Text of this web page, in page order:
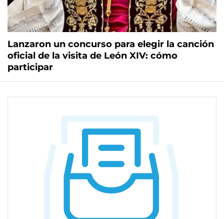
Lanzaron un concurso para elegir la canción
oficial de la visita de León XIV: cómo
participar